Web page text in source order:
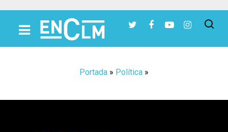
Portada » Política »